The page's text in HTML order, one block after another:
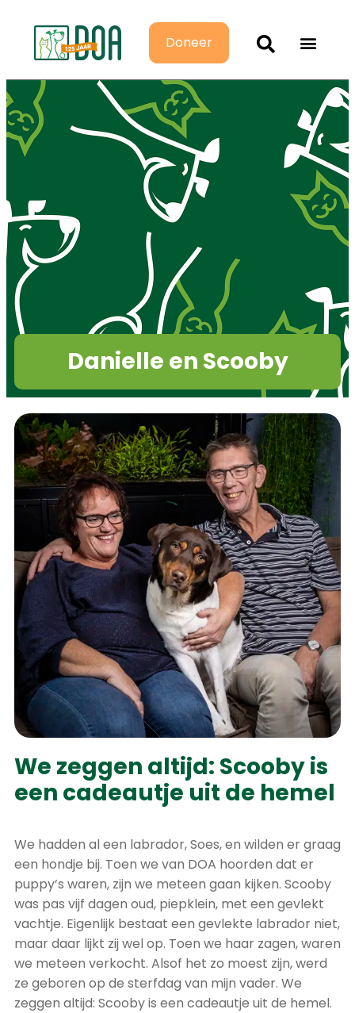
Doneer
Danielle en Scooby
We zeggen altijd: Scooby is
een cadeautje uit de hemel
We hadden al een labrador, Soes, en wilden er graag
een hondje bij. Toen we van DOA hoorden dat er
puppy’s waren, zijn we meteen gaan kijken. Scooby
was pas vijf dagen oud, piepklein, met een gevlekt
vachtje. Eigenlijk bestaat een gevlekte labrador niet,
maar daar lijkt zij wel op. Toen we haar zagen, waren
we meteen verkocht. Alsof het zo moest zijn, werd
ze geboren op de sterfdag van mijn vader. We
zeggen altijd: Scooby is een cadeautje uit de hemel.